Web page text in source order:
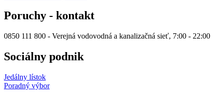
Poruchy - kontakt
0850 111 800 - Verejná vodovodná a kanalizačná sieť, 7:00 - 22:00
Sociálny podnik
Jedálny lístok
Poradný výbor